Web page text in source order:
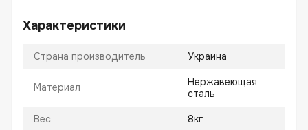
Характеристики
Страна производитель Украина
Материал
Нержавеющая
сталь
Вес 8кг